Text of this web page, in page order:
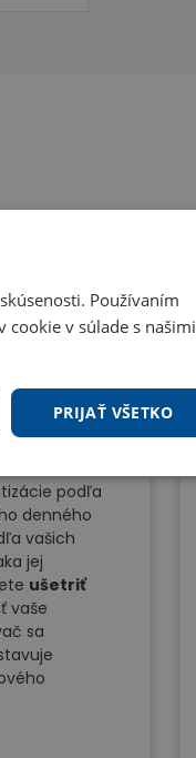
je
umožňuje
podľa
denného
vašich
jej
ušetriť
vaše
sa
Používaním
cookie v súlade s našimi
PRIJAŤ VŠETKO